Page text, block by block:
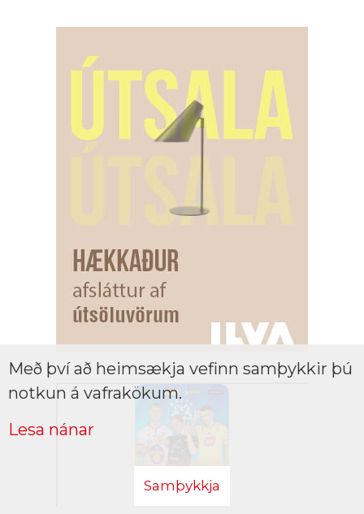
Með því að heimsækja vefinn samþykkir þú
notkun á vafrakökum.
Lesa nánar
Samþykkja